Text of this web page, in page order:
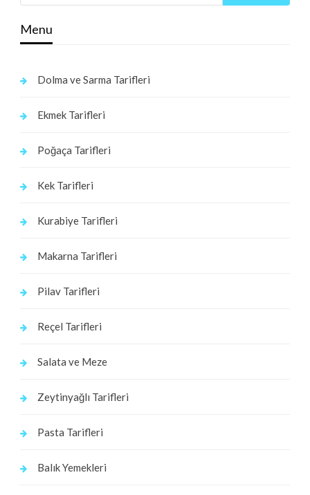
Menu
Dolma ve Sarma Tarifleri
Ekmek Tarifleri
Poğaça Tarifleri
Kek Tarifleri
Kurabiye Tarifleri
Makarna Tarifleri
Pilav Tarifleri
Reçel Tarifleri
Salata ve Meze
Zeytinyağlı Tarifleri
Pasta Tarifleri
Balık Yemekleri